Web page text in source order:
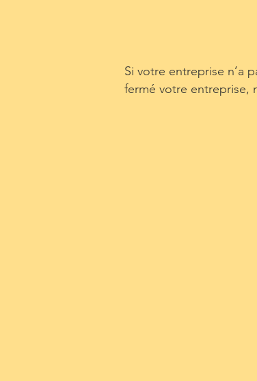
Si votre entreprise n’a
fermé votre entreprise,